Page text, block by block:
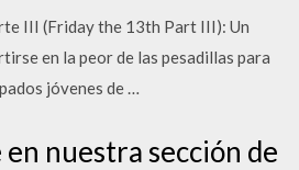
III (Friday the 13th Part III): Un
en la peor de las pesadillas para
jóvenes de …
nuestra sección de